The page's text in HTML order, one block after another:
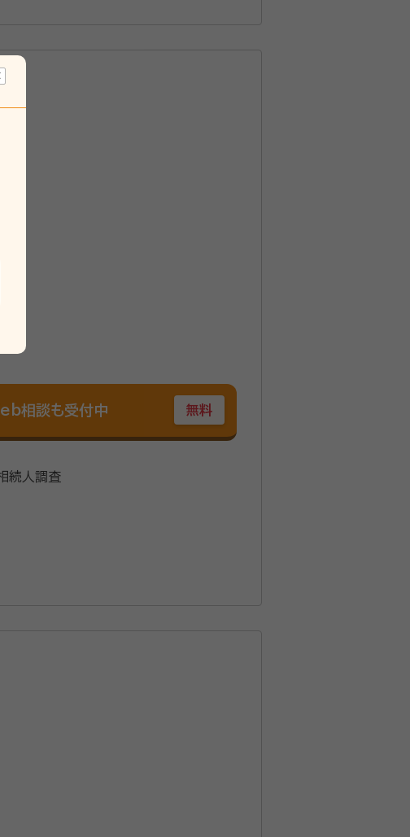
無料相談は７００件を超えました。
書士・税理士・弁
問題解決をすすめています。 無料
非無料相談
相談も受付中 無料
続人調査